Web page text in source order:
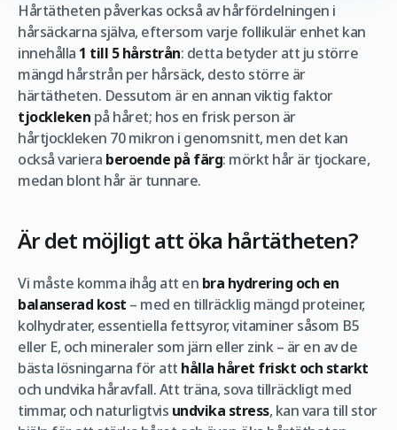
Hårtätheten påverkas också av hårfördelningen i
hårsäckarna själva, eftersom varje follikulär enhet kan
innehålla 1 till 5 hårstrån: detta betyder att ju större
mängd hårstrån per hårsäck, desto större är
härtätheten. Dessutom är en annan viktig faktor
tjockleken på håret; hos en frisk person är
hårtjockleken 70 mikron i genomsnitt, men det kan
också variera beroende på färg: mörkt hår är tjockare,
medan blont hår är tunnare.
Är det möjligt att öka hårtätheten?
Vi måste komma ihåg att en bra hydrering och en
balanserad kost – med en tillräcklig mängd proteiner,
kolhydrater, essentiella fettsyror, vitaminer såsom B5
eller E, och mineraler som järn eller zink – är en av de
bästa lösningarna för att hålla håret friskt och starkt
och undvika håravfall. Att träna, sova tillräckligt med
timmar, och naturligtvis undvika stress, kan vara till stor